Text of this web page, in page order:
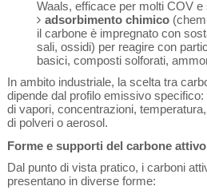
Waals, efficace per molti COV e
adsorbimento chimico
il carbone è impregnato con
sali, ossidi) per reagire con
basici, composti solforati,
In ambito industriale, la scelta tra
dipende dal profilo emissivo
di vapori, concentrazioni,
di polveri o aerosol.
Forme e supporti del carbone attivo
Dal punto di vista pratico, i carboni
presentano in diverse forme: